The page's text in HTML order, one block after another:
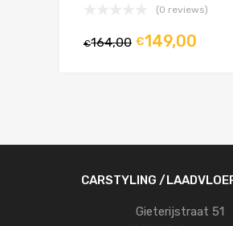
(0 reviews)
€164,00 €149,00
CARSTYLING /
Gieterijstraat 51